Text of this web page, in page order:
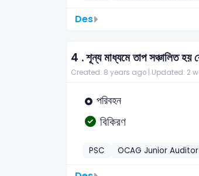
Des
4 .শূন্য মাধ্যমে তাপ সঞ্চালিত
Created: 8 years ago | Updated: 2
পরিবহন
বিকিরণ
PSC OCAG Junior